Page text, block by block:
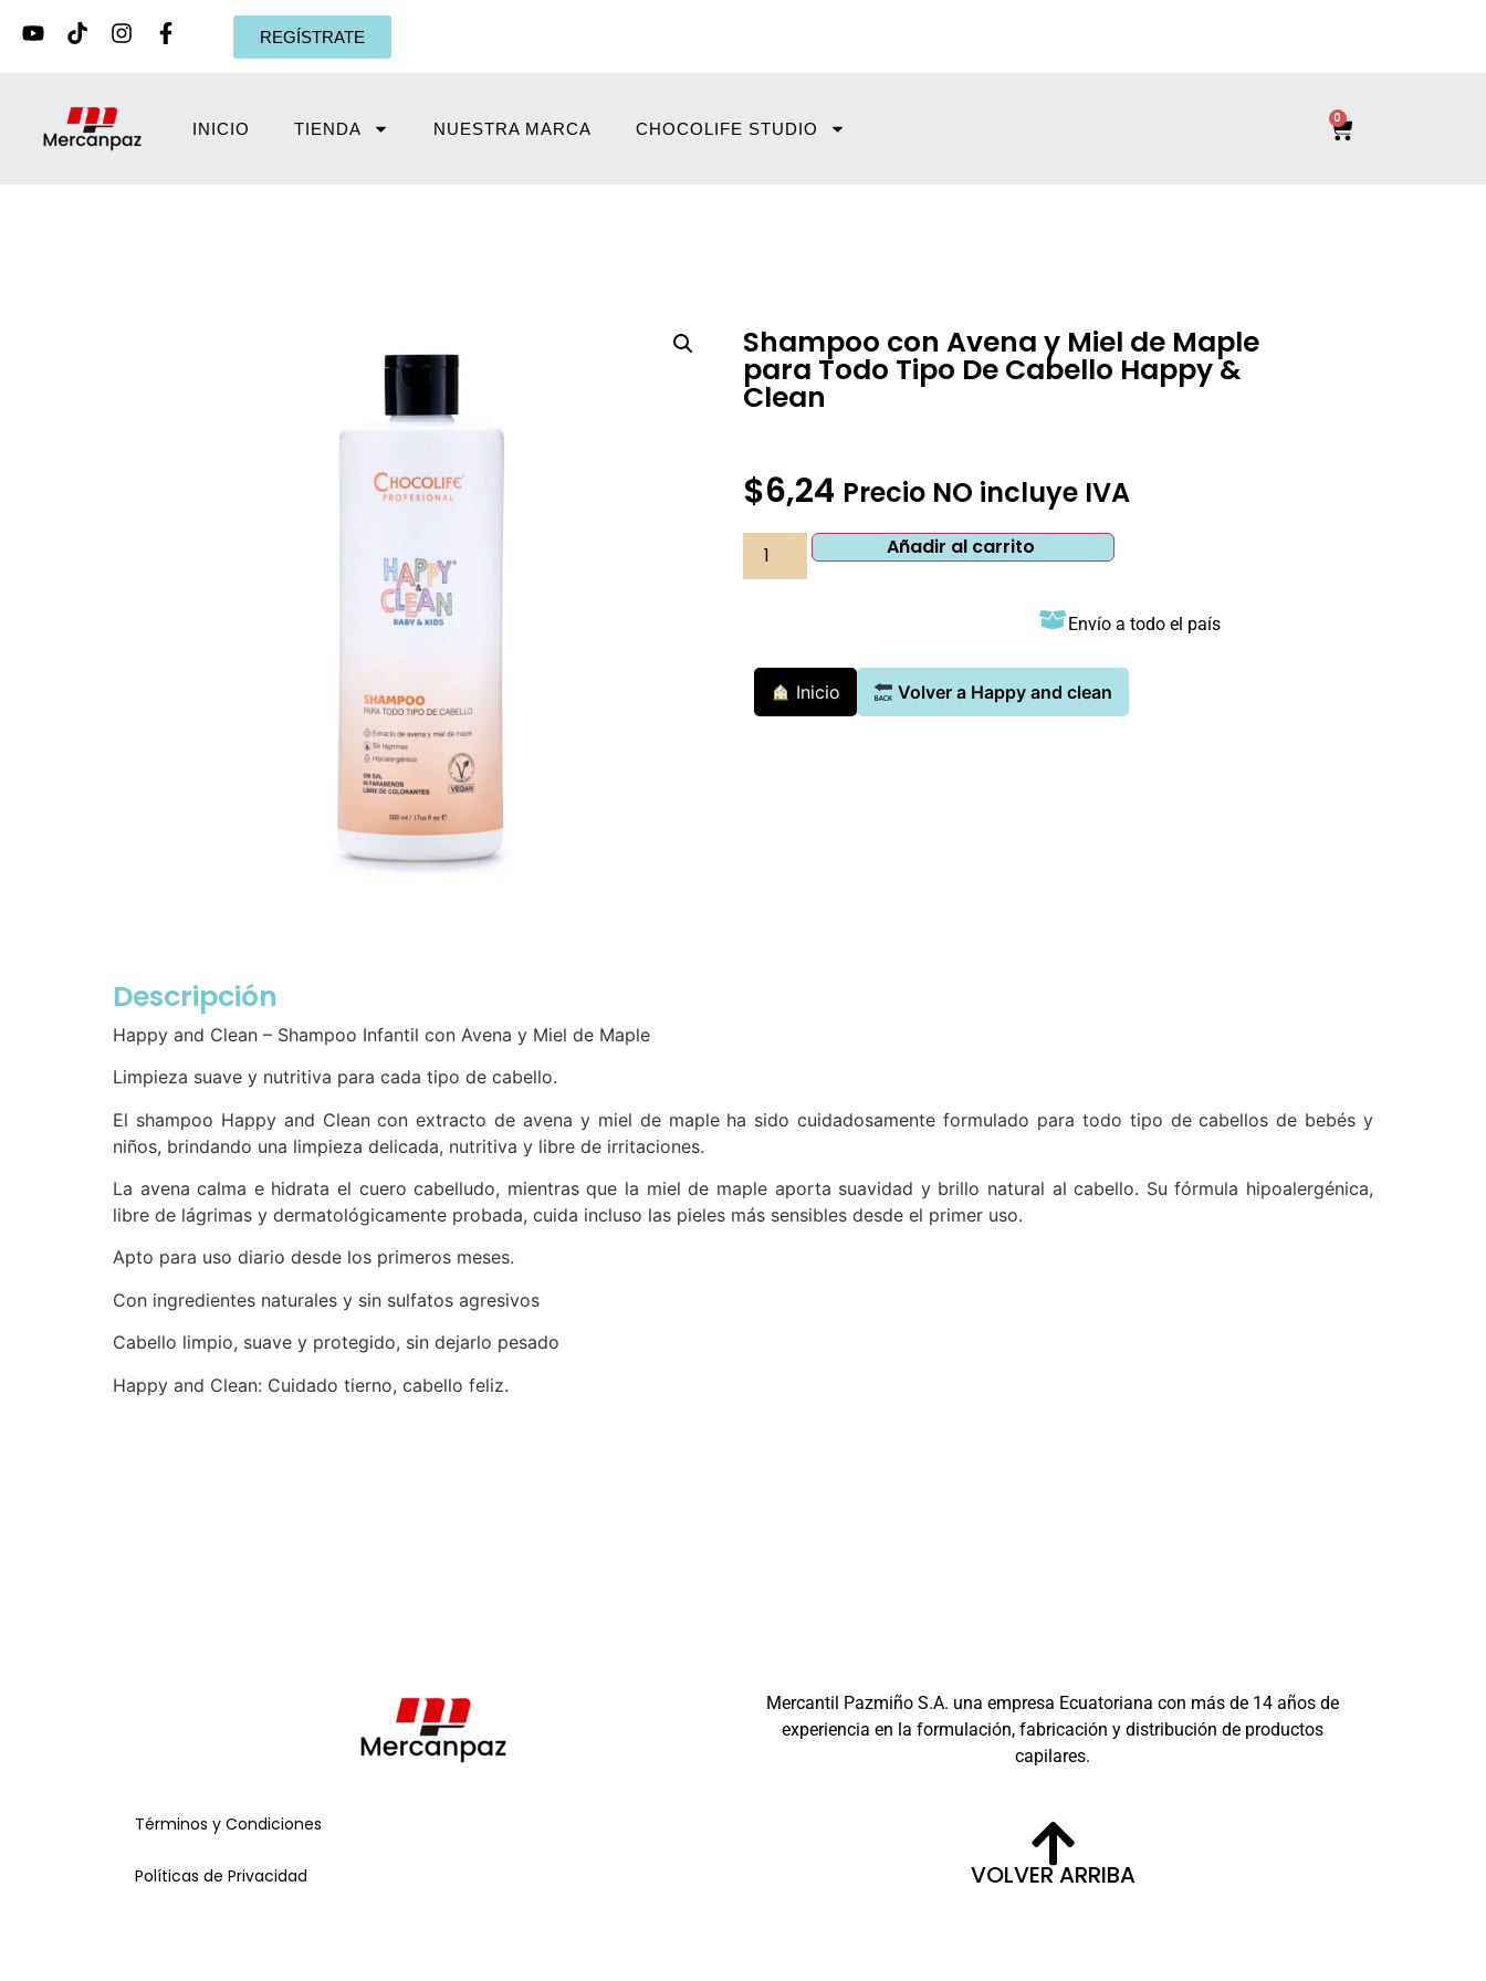
REGÍSTRATE
INICIO TIENDA NUESTRA MARCA CHOCOLIFE STUDIO
0
Shampoo con Avena y Miel de Maple
para Todo Tipo De Cabello Happy &
Clean
$6,24 Precio NO incluye IVA
Añadir al carrito
Envío a todo el país
Inicio Volver a Happy and clean
Descripción
Happy and Clean – Shampoo Infantil con Avena y Miel de Maple
Limpieza suave y nutritiva para cada tipo de cabello.
El shampoo Happy and Clean con extracto de avena y miel de maple ha sido cuidadosamente formulado para todo tipo de cabellos de bebés y
niños, brindando una limpieza delicada, nutritiva y libre de irritaciones.
La avena calma e hidrata el cuero cabelludo, mientras que la miel de maple aporta suavidad y brillo natural al cabello. Su fórmula hipoalergénica,
libre de lágrimas y dermatológicamente probada, cuida incluso las pieles más sensibles desde el primer uso.
Apto para uso diario desde los primeros meses.
Con ingredientes naturales y sin sulfatos agresivos
Cabello limpio, suave y protegido, sin dejarlo pesado
Happy and Clean: Cuidado tierno, cabello feliz.
Mercantil Pazmiño S.A. una empresa Ecuatoriana con más de 14 años de
experiencia en la formulación, fabricación y distribución de productos
capilares.
VOLVER ARRIBA
Términos y Condiciones
Políticas de Privacidad